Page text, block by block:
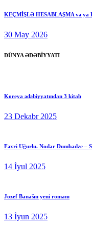
KEÇMİŞLƏ HESABLAŞMA və
30 May 2026
DÜNYA ƏDƏBİYYATI
Koreya ədəbiyyatından 3 kitab
23 Dekabr 2025
Fəxri Uğurlu. Nodar Dumbadze –
14 İyul 2025
Jozef Banašın yeni romanı
13 İyun 2025